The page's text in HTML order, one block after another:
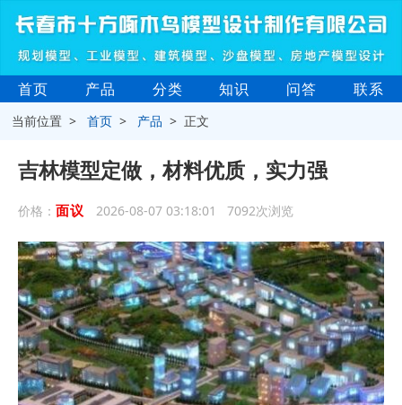
首页 产品 分类 知识 问答 联系
当前位置 >首页 > 产品 > 正文
吉林模型定做，材料优质，实力强
价格： 面议 2026-08-07 03:18:01 7092次浏览